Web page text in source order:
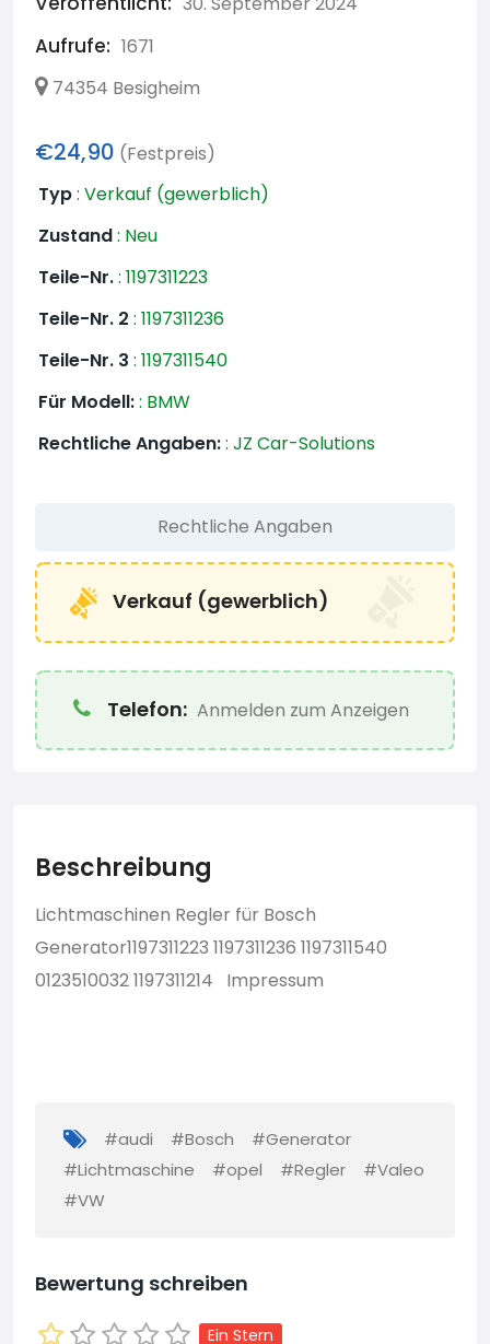
Aufrufe: 1671
74354 Besigheim
€24,90 (Festpreis)
Typ: Verkauf (gewerblich)
Zustand: Neu
Teile-Nr.: 1197311223
Teile-Nr. 2 : 1197311236
Teile-Nr. 3 : 1197311540
Für Modell:: BMW
Rechtliche Angaben:: JZ Car-Solutions
Rechtliche Angaben
Verkauf (gewerblich)
Telefon: Anmelden zum Anzeigen
Beschreibung
Lichtmaschinen Regler für Bosch
Generator1197311223 1197311236 1197311540
0123510032 1197311214 Impressum
#audi #Bosch
#Generator
#Lichtmaschine
#opel #Regler
#Valeo
#VW
Bewertung schreiben
Ein Stern